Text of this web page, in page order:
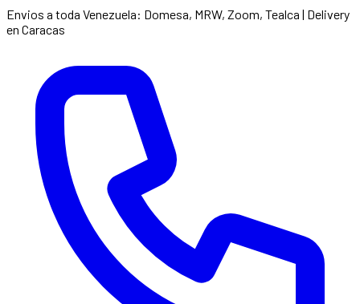
Envios a toda Venezuela: Domesa, MRW, Zoom, Tealca | Delivery
en Caracas